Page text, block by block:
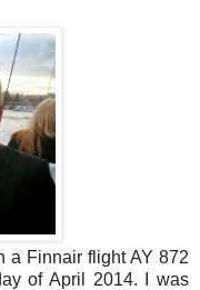
a Finnair flight AY 872
of April 2014. I was